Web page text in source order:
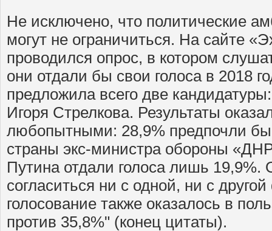
Не исключено, что политические
могут не ограничиться. На сайте
проводился опрос, в котором
они отдали бы свои голоса в 2018
предложила всего две
Игоря Стрелкова. Результаты
любопытными: 28,9% предпочли
страны экс-министра обороны
Путина отдали голоса лишь 19,9%.
согласиться ни с одной, ни с
голосование также оказалось в
против 35,8%" (конец цитаты).